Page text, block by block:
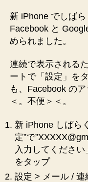
新 iPhone でしばら
Facebook と
められました。
連続で表示される
ートで「設定」を
も、Facebook の
＜。不便＞＜。
新 iPhone しばら
定”で
入力してください
をタップ
設定 > メール /